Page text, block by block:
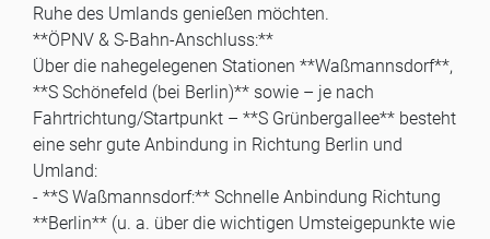
Ruhe des Umlands genießen möchten.
**ÖPNV & S-Bahn-Anschluss:**
Über die nahegelegenen Stationen **Waßmannsdorf**,
**S Schönefeld (bei Berlin)** sowie – je nach
Fahrtrichtung/Startpunkt – **S Grünbergallee** besteht
eine sehr gute Anbindung in Richtung Berlin und
Umland:
- **S Waßmannsdorf:** Schnelle Anbindung Richtung
**Berlin** (u. a. über die wichtigen Umsteigepunkte wie